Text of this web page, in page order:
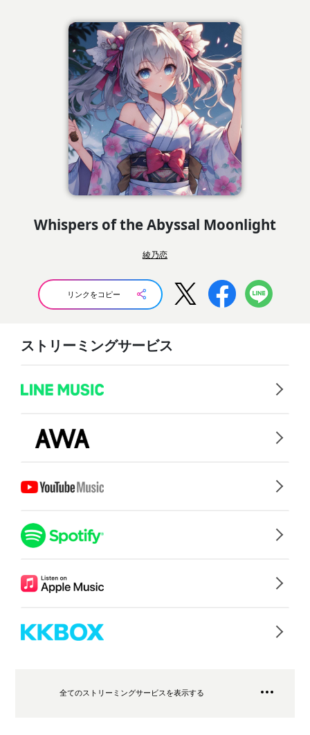
Whispers of the Abyssal Moonlight
綾乃恋
リンクをコピー
ストリーミングサービス
全てのストリーミングサービスを表示する